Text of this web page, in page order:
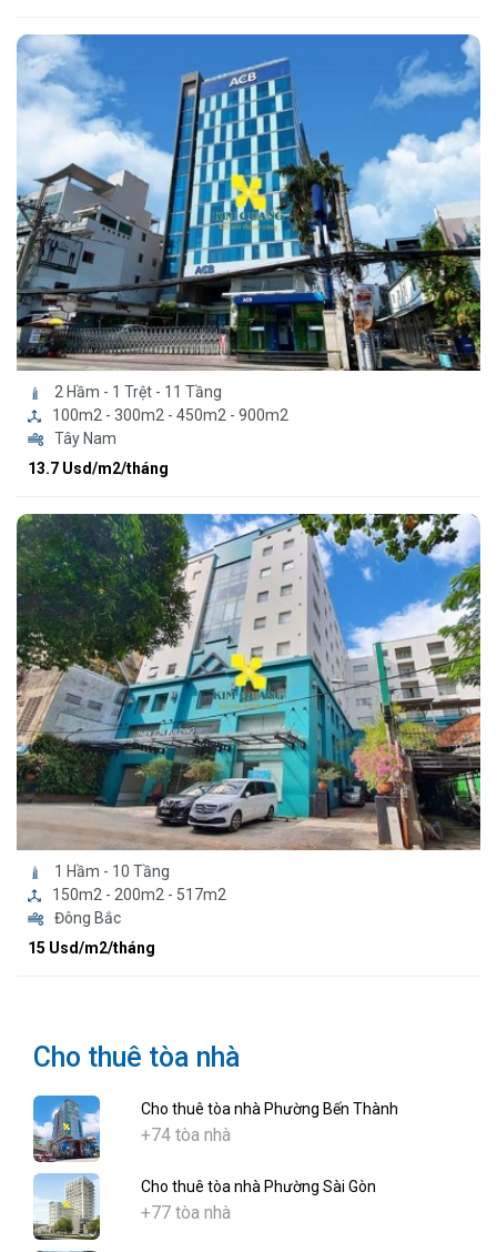
2 Hầm - 1 Trệt - 11 Tầng
100m2 - 300m2 - 450m2 - 900m2
Tây Nam
13.7 Usd/m2/tháng
1 Hầm - 10 Tầng
150m2 - 200m2 - 517m2
Đông Bắc
15 Usd/m2/tháng
Cho thuê tòa nhà
Cho thuê tòa nhà Phường Bến Thành
+74 tòa nhà
Cho thuê tòa nhà Phường Sài Gòn
+77 tòa nhà